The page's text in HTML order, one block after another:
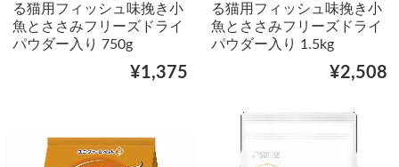
る猫用フィッシュ味挽き小
魚とささみフリーズドライ
パウダー入り 750g
¥1,375
る猫用フィッシュ味挽き小
魚とささみフリーズドライ
パウダー入り 1.5kg
¥2,508